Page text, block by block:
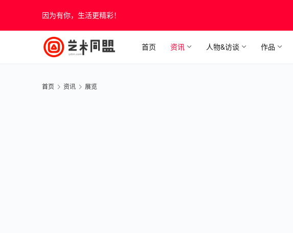
因为有你，生活更精彩！
首页 资讯 人物&访谈 作品
首页 资讯 展览